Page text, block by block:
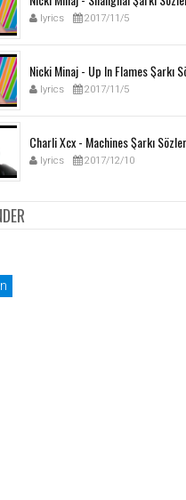
lyrics 2017/11/5
Nicki Minaj - Up In Flames Şarkı
lyrics 2017/11/5
Charli Xcx - Machines Şarkı
lyrics 2017/12/10